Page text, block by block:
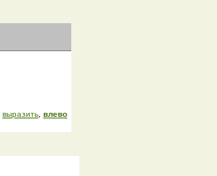
выразить, влево